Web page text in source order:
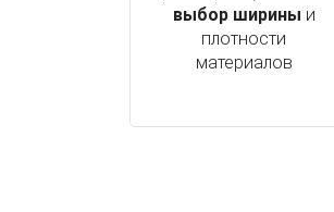
выбор ширины и
плотности
материалов